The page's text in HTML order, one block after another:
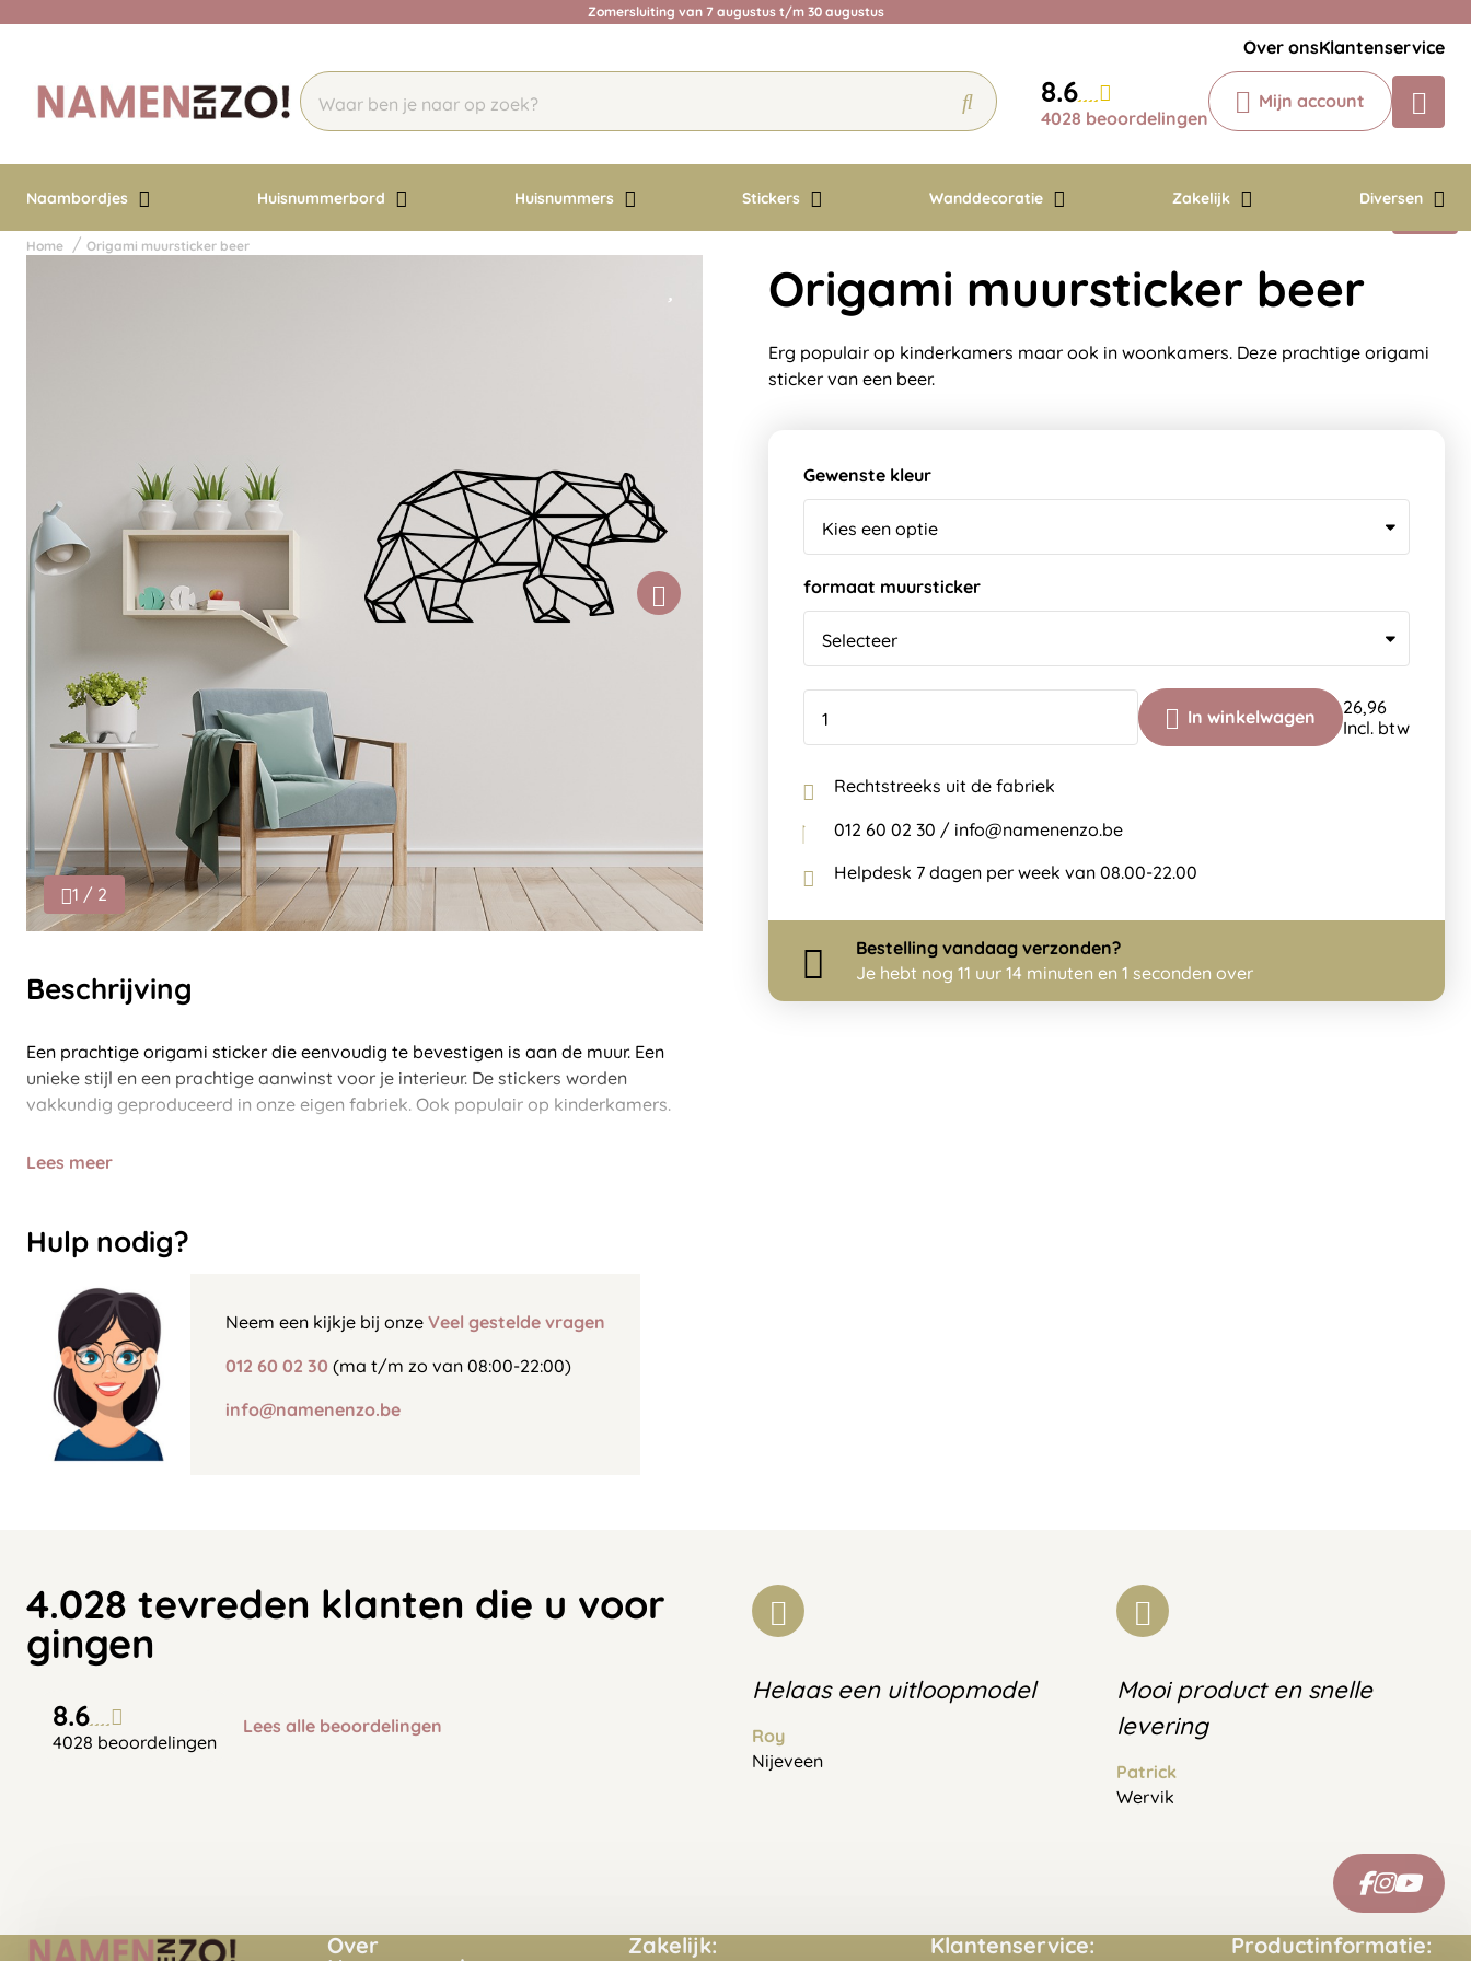
Zomersluiting van 7 augustus t/m 30 augustus
Over onsKlantenservice
8.6
4028 beoordelingen
Mijn account
Naambordjes Huisnummerbord Huisnummers Stickers Wanddecoratie Zakelijk Diversen
Chatbot
Chat 24/7 met onze chatbot voor
Contact
Home Origami muursticker beer
1 / 2
Beschrijving
Een prachtige origami sticker die eenvoudig te bevestigen is aan de muur. Een
unieke stijl en een prachtige aanwinst voor je interieur. De stickers worden
vakkundig geproduceerd in onze eigen fabriek. Ook populair op kinderkamers.
Lees meer
Hulp nodig?
Neem een kijkje bij onze Veel gestelde vragen
012 60 02 30 (ma t/m zo van 08:00-22:00)
info@namenenzo.be
Origami muursticker beer
Erg populair op kinderkamers maar ook in woonkamers. Deze prachtige origami
sticker van een beer.
Gewenste kleur
formaat muursticker
In winkelwagen
26,96
Incl. btw
Rechtstreeks uit de fabriek
012 60 02 30 / info@namenenzo.be
Helpdesk 7 dagen per week van 08.00-22.00
Bestelling vandaag verzonden?
Je hebt nog 11 uur 14 minuten en 0 seconden over
4.028 tevreden klanten die u voor
gingen
8.6
4028 beoordelingen
Lees alle beoordelingen
Helaas een uitloopmodel
Roy
Nijeveen
Mooi product en snelle
levering
Patrick
Wervik
Over
Zakelijk: Klantenservice: Productinformatie: